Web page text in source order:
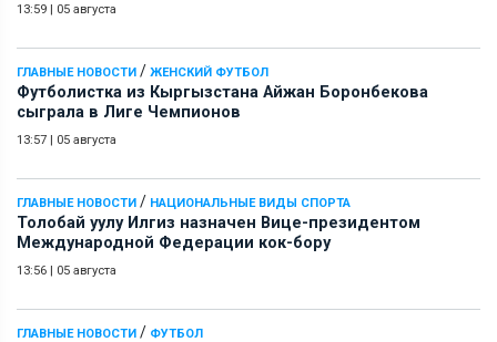
13:59 | 05 августа
ГЛАВНЫЕ НОВОСТИ / ЖЕНСКИЙ ФУТБОЛ
Футболистка из Кыргызстана Айжан Боронбекова
сыграла в Лиге Чемпионов
13:57 | 05 августа
ГЛАВНЫЕ НОВОСТИ / НАЦИОНАЛЬНЫЕ ВИДЫ СПОРТА
Толобай уулу Илгиз назначен Вице-президентом
Международной Федерации кок-бору
13:56 | 05 августа
ГЛАВНЫЕ НОВОСТИ / ФУТБОЛ